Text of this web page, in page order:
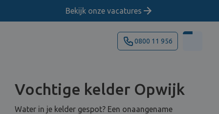
Bekijk onze vacatures
0800 11 956
Vochtige kelder Opwijk
Water in je kelder gespot? Een onaangename